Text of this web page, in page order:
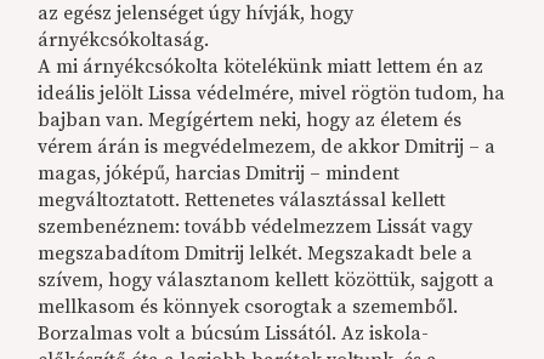
az egész jelenséget úgy hívják, hogy
árnyékcsókoltaság.
A mi árnyékcsókolta kötelékünk miatt lettem én az
ideális jelölt Lissa védelmére, mivel rögtön tudom, ha
bajban van. Megígértem neki, hogy az életem és
vérem árán is megvédelmezem, de akkor Dmitrij – a
magas, jóképű, harcias Dmitrij – mindent
megváltoztatott. Rettenetes választással kellett
szembenéznem: tovább védelmezzem Lissát vagy
megszabadítom Dmitrij lelkét. Megszakadt bele a
szívem, hogy választanom kellett közöttük, sajgott a
mellkasom és könnyek csorogtak a szememből.
Borzalmas volt a búcsúm Lissától. Az iskola-